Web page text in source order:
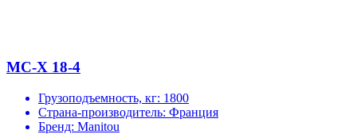
MС-X 18-4
Грузоподъемность, кг: 1800
Страна-производитель: Франция
Бренд: Manitou